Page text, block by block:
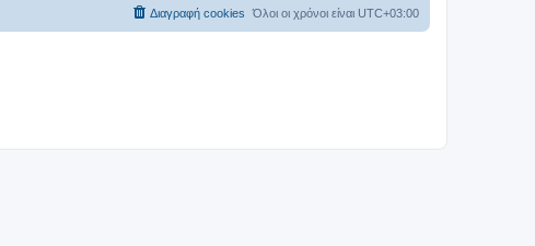
Όλοι οι χρόνοι είναι UTC+03:00
Διαγραφή cookies